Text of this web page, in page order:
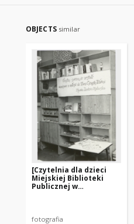
OBJECTS similar
[Czytelnia dla dzieci
Miejskiej Biblioteki
Publicznej w
fotografia